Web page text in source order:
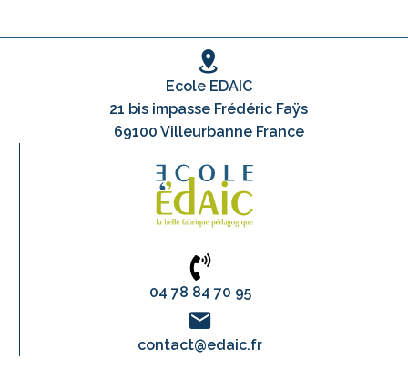
Ecole EDAIC
21 bis impasse Frédéric Faÿs
69100 Villeurbanne France
04 78 84 70 95
contact@edaic.fr